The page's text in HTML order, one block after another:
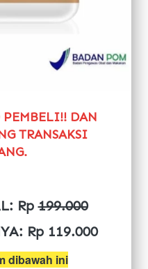
PEMBELI!! DAN
TRANSAKSI
Rp 199.000
Rp 119.000
dibawah ini